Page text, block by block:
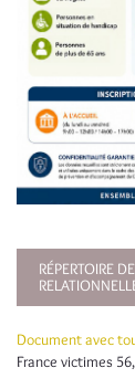
RÉPERTOIRE
Document avec
France victimes